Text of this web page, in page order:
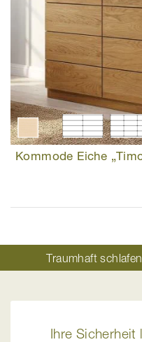
Kommode Eiche
Traumhaft schlafen
Ihre Sicherheit